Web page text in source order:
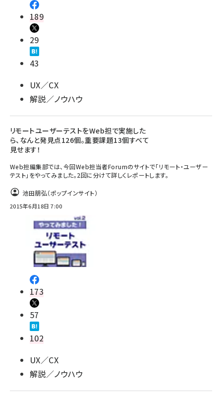
189
29
43
UX／CX
解説／ノウハウ
リモートユーザーテストをWeb担で実施した
ら、なんと発見点126個。重要課題13個すべて
見せます！
Web担編集部では、今回Web担当者Forumのサイトで「リモート・ユーザー
テスト」をやってみました。2回に分けて詳しくレポートします。
池田朋弘（ポップインサイト）
2015年6月18日 7:00
173
57
102
UX／CX
解説／ノウハウ